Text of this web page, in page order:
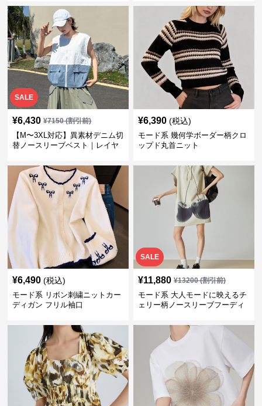
バー・大人モード
SALE
¥6,430 ¥7150(割引前)
【M〜3XL対応】異素材デニム切
替ノースリーブベスト｜レイヤ
モードカジュアル
¥6,390 (税込)
モード系 幾何学ボーダー柄クロ
ップド丸首ニット
¥6,490 (税込)
モード系 リボン刺繍ニットカー
ディガン フリル袖口
SALE
¥11,880 ¥13200(割引前)
モード系 大人モードに映えるチ
ェリー柄ノースリーブフーディ
うゆるシルエット